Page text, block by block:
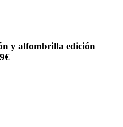
y alfombrilla edición